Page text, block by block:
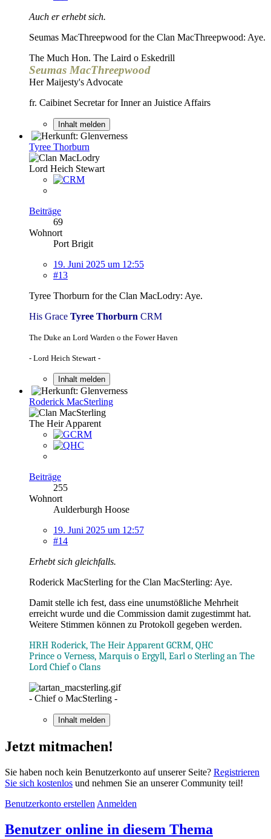
Auch er erhebt sich.
Seumas MacThreepwood for the Clan MacThreepwood: Aye.
The Much Hon. The Laird o Eskedrill
Seumas MacThreepwood
Her Maijesty's Advocate
fr. Caibinet Secretar for Inner an Juistice Affairs
Inhalt melden
Tyree Thorburn
Lord Heich Stewart
Beiträge
69
Wohnort
Port Brigit
19. Juni 2025 um 12:55
#13
Tyree Thorburn for the Clan MacLodry: Aye.
His Grace Tyree Thorburn CRM
The Duke an Lord Warden o the Fower Haven
- Lord Heich Stewart -
Inhalt melden
Roderick MacSterling
The Heir Apparent
Beiträge
255
Wohnort
Aulderburgh Hoose
19. Juni 2025 um 12:57
#14
Erhebt sich gleichfalls.
Roderick MacSterling for the Clan MacSterling: Aye.
Damit stelle ich fest, dass eine unumstößliche Mehrheit
erreicht wurde und die Commission damit zugestimmt hat.
Weitere Stimmen können zu Protokoll gegeben werden.
HRH Roderick, The Heir Apparent GCRM, QHC
Prince o Verness, Marquis o Ergyll, Earl o Sterling an The
Lord Chief o Clans
- Chief o MacSterling -
Inhalt melden
Jetzt mitmachen!
Sie haben noch kein Benutzerkonto auf unserer Seite? Registrieren
Sie sich kostenlos und nehmen Sie an unserer Community teil!
Benutzerkonto erstellen Anmelden
Benutzer online in diesem Thema